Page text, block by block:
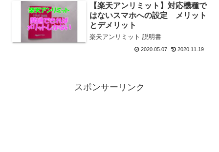
【楽天アンリミット】対応機種で
はないスマホへの設定 メリット
とデメリット
楽天アンリミット 説明書
2020.05.07 2020.11.19
スポンサーリンク